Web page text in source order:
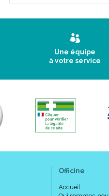
Une équipe
à votre service
Officine
Accueil